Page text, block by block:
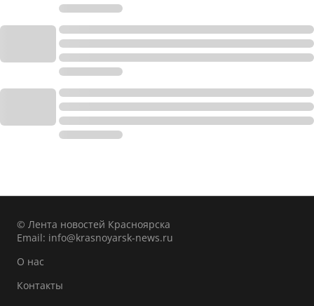
© Лента новостей Красноярска
Email: info@krasnoyarsk-news.ru
О нас
Контакты